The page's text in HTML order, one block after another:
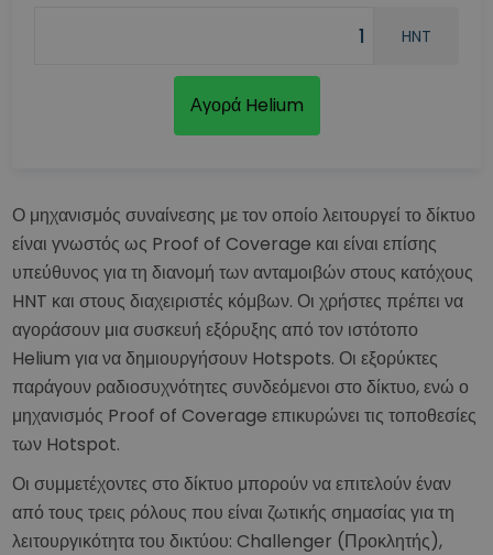
HNT
Αγορά Helium
Ο μηχανισμός συναίνεσης με τον οποίο λειτουργεί το δίκτυο
είναι γνωστός ως Proof of Coverage και είναι επίσης
υπεύθυνος για τη διανομή των ανταμοιβών στους κατόχους
HNT και στους διαχειριστές κόμβων. Οι χρήστες πρέπει να
αγοράσουν μια συσκευή εξόρυξης από τον ιστότοπο
Helium για να δημιουργήσουν Hotspots. Οι εξορύκτες
παράγουν ραδιοσυχνότητες συνδεόμενοι στο δίκτυο, ενώ ο
μηχανισμός Proof of Coverage επικυρώνει τις τοποθεσίες
των Hotspot.
Οι συμμετέχοντες στο δίκτυο μπορούν να επιτελούν έναν
από τους τρεις ρόλους που είναι ζωτικής σημασίας για τη
λειτουργικότητα του δικτύου: Challenger (Προκλητής),